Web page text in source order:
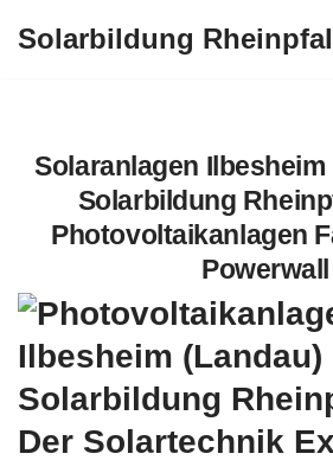
Solarbildung
Solaranlagen
Solarbildung
Photovoltaikanlagen
Powerwall